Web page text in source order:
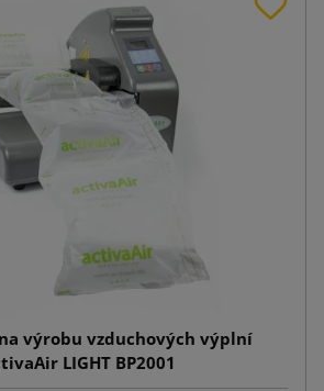
výrobu vzduchových výplní
LIGHT BP2001